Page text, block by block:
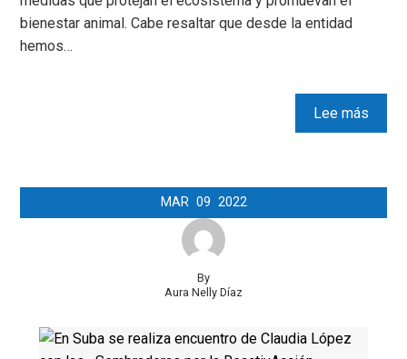
bienestar animal. Cabe resaltar que desde la entidad
hemos…
Lee más
MAR 09 2022
By
Aura Nelly Díaz